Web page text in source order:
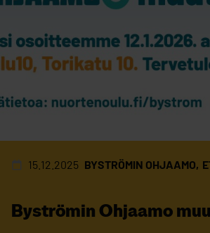
15.12.2025 BYSTRÖMIN OHJAAMO
Byströmin Ohjaamo